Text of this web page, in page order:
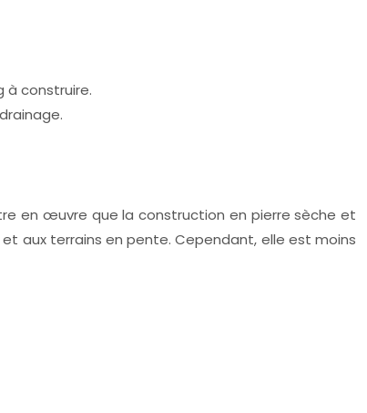
à construire.
en œuvre que la construction en pierre sèche et
aux terrains en pente. Cependant, elle est moins